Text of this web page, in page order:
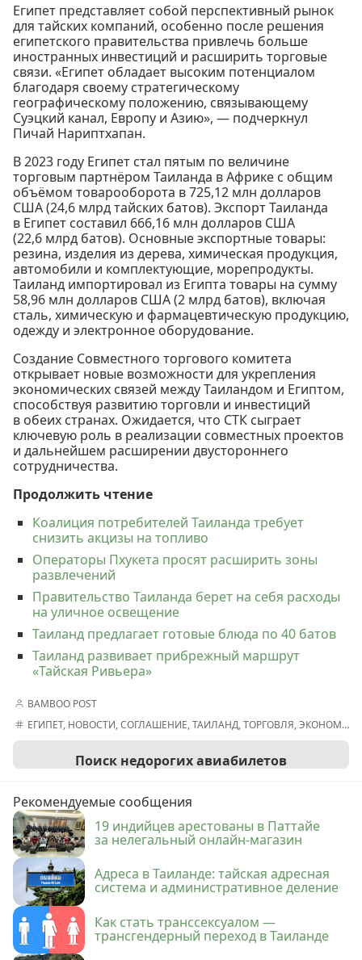
Египет представляет собой перспективный рынок
для тайских компаний, особенно после решения
египетского правительства привлечь больше
иностранных инвестиций и расширить торговые
связи. «Египет обладает высоким потенциалом
благодаря своему стратегическому
географическому положению, связывающему
Суэцкий канал, Европу и Азию», — подчеркнул
Пичай Нариптхапан.
В 2023 году Египет стал пятым по величине
торговым партнёром Таиланда в Африке с общим
объёмом товарооборота в 725,12 млн долларов
США (24,6 млрд тайских батов). Экспорт Таиланда
в Египет составил 666,16 млн долларов США
(22,6 млрд батов). Основные экспортные товары:
резина, изделия из дерева, химическая продукция,
автомобили и комплектующие, морепродукты.
Таиланд импортировал из Египта товары на сумму
58,96 млн долларов США (2 млрд батов), включая
сталь, химическую и фармацевтическую продукцию,
одежду и электронное оборудование.
Создание Совместного торгового комитета
открывает новые возможности для укрепления
экономических связей между Таиландом и Египтом,
способствуя развитию торговли и инвестиций
в обеих странах. Ожидается, что СТК сыграет
ключевую роль в реализации совместных проектов
и дальнейшем расширении двустороннего
сотрудничества.
Продолжить чтение
Коалиция потребителей Таиланда требует
снизить акцизы на топливо
Операторы Пхукета просят расширить зоны
развлечений
Правительство Таиланда берет на себя расходы
на уличное освещение
Таиланд предлагает готовые блюда по 40 батов
Таиланд развивает прибрежный маршрут
«Тайская Ривьера»
BAMBOO POST
ЕГИПЕТ, НОВОСТИ,СОГЛАШЕНИЕ,ТАИЛАНД,ТОРГОВЛЯ,ЭКОНОМИКА
Поиск недорогих авиабилетов
Рекомендуемые сообщения
19 индийцев арестованы в Паттайе
за нелегальный онлайн-магазин
Адреса в Таиланде: тайская адресная
система и административное деление
Как стать транссексуалом —
трансгендерный переход в Таиланде